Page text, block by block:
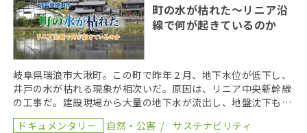
町の水が枯れた～リニア沿
線で何が起きているのか
岐阜県瑞浪市大湫町。この町で昨年２月、地下水位が低下し、
井戸の水が枯れる現象が相次いだ。原因は、リニア中央新幹線
の工事だ。建設現場から大量の地下水が流出し、地盤沈下も発
覚した。リニア中央新幹線の工事現場で今、何が起きてい […]
ドキュメンタリー 自然・公害 サステナビリティ